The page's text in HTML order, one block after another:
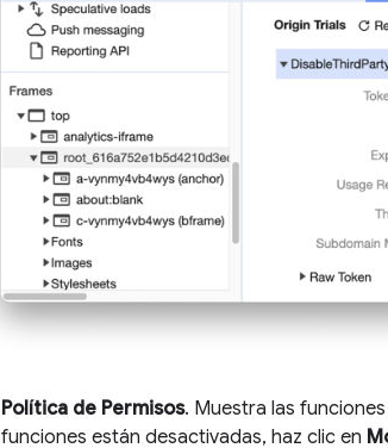
Política de Permisos. Muestra las
funciones están desactivadas, haz clic en